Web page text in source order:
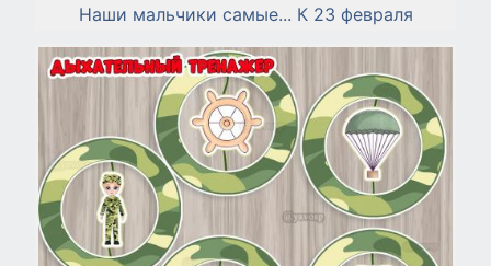
Наши мальчики самые... К 23 февраля